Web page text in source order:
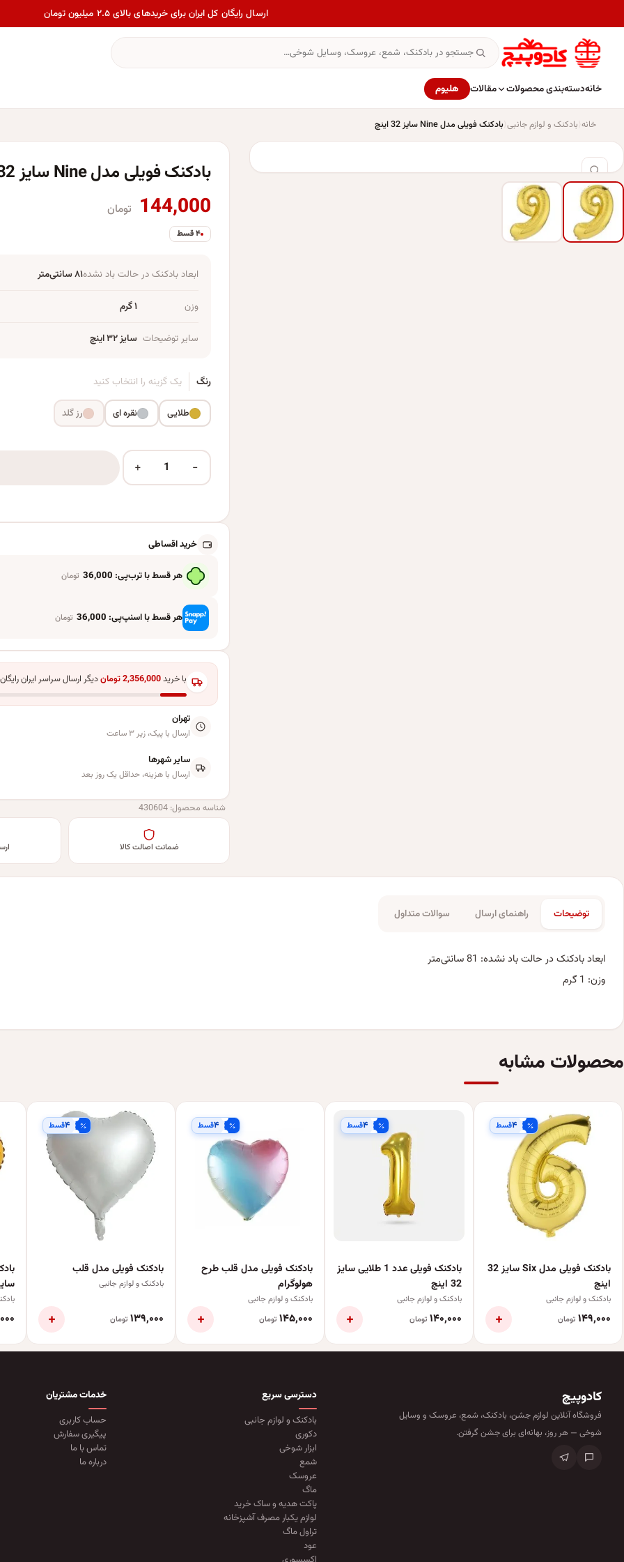
ارسال رایگان کل ایران برای خریدهای بالای ۲.۵ میلیون تومان
خانهدسته‌بندی محصولات مقالات هلیوم
خانه بادکنک و لوازم جانبی بادکنک فویلی مدل Nine سایز 32 اینچ
بادکنک فویلی مدل Nine سایز 32 اینچ
144,000 تومان
۴ قسط
ابعاد بادکنک در حالت باد نشده۸۱ سانتی‌متر
وزن ۱ گرم
سایر توضیحات سایز ۳۲ اینچ
رنگ یک گزینه را انتخاب کنید
طلایی نقره ای رز گلد
بادکنک فویلی مدل Nine سایز 32 اینچ عدد
−
+
خرید اقساطی
هر قسط با ترب‌پی: 36,000 تومان
هر قسط با اسنپ‌پی: 36,000 تومان
با خرید2,356,000توماندیگر ارسال سراسر ایران
تهران
ارسال با پیک، زیر ۳ ساعت
سایر شهرها
ارسال با هزینه، حداقل یک روز بعد
شناسه محصول:430604
ضمانت اصالت کالا
توضیحات راهنمای ارسال سوالات متداول
ابعاد بادکنک در حالت باد نشده: 81 سانتی‌متر
وزن: 1 گرم
محصولات مشابه
۴قسط
بادکنک فویلی مدل Six سایز 32
اینچ
بادکنک و لوازم جانبی
۱۴۹٬۰۰۰ تومان +
۴قسط
بادکنک فویلی عدد 1 طلایی سایز
32 اینچ
بادکنک و لوازم جانبی
۱۴۰٬۰۰۰ تومان +
۴قسط
بادکنک فویلی مدل قلب طرح
هولوگرام
بادکنک و لوازم جانبی
۱۴۵٬۰۰۰ تومان +
۴قسط
بادکنک فویلی مدل قلب
بادکنک و لوازم جانبی
۱۳۹٬۰۰۰ تومان +
سایز
کادوپیچ
فروشگاه آنلاین لوازم جشن، بادکنک، شمع، عروسک و وسایل
شوخی — هر روز، بهانه‌ای برای جشن گرفتن.
دسترسی سریع
بادکنک و لوازم جانبی
دکوری
ابزار شوخی
شمع
عروسک
ماگ
پاکت هدیه و ساک خرید
لوازم یکبار مصرف آشپزخانه
تراول ماگ
عود
خدمات مشتریان
حساب کاربری
پیگیری سفارش
تماس با ما
درباره ما